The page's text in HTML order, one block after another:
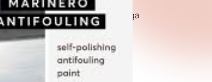
mürkvärv paatidele kiirusega